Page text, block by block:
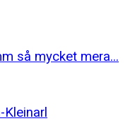
så mycket mera...
Kleinarl